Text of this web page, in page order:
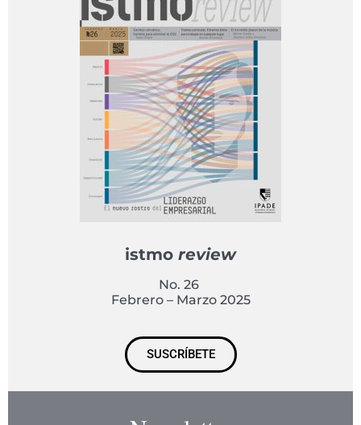
istmo review
No. 26
Febrero – Marzo 2025
SUSCRÍBETE